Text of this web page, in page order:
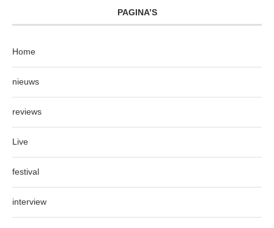
PAGINA’S
Home
nieuws
reviews
Live
festival
interview